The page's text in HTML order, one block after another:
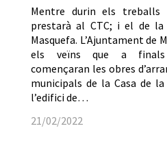
Mentre durin els treballs
prestarà al CTC; i el de la
Masquefa. L’Ajuntament de
els veïns que a finals
començaran les obres
municipals de la Casa de
l’edifici de…
21/02/2022